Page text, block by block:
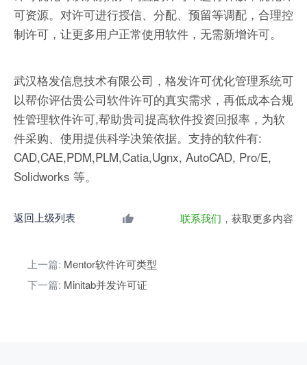
可资源。对许可进行授信、分配、预留等调配，合理控
制许可，让更多用户正常使用软件，无需新增许可。
武汉格发信息技术有限公司，格发许可优化管理系统可
以帮你评估贵公司软件许可的真实需求，再低成本合规
性管理软件许可,帮助贵司提高软件投资回报率，为软
件采购、使用提供科学决策依据。支持的软件有:
CAD,CAE,PDM,PLM,Catia,Ugnx, AutoCAD, Pro/E,
Solidworks 等。
返回上级列表 联系我们 ，获取更多内容
上一篇: Mentor软件许可类型
下一篇: Minitab并发许可证